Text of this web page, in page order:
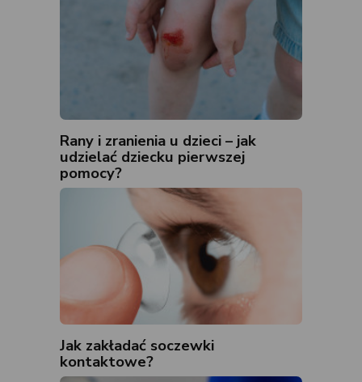
Rany i zranienia u dzieci – jak
udzielać dziecku pierwszej
pomocy?
Jak zakładać soczewki
kontaktowe?